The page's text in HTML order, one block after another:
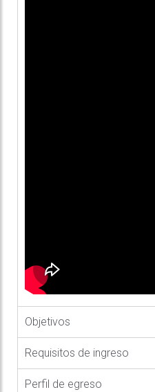
Objetivos
Requisitos de ingreso
Perfil de egreso